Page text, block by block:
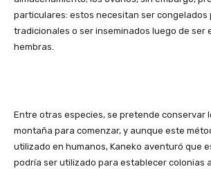
particulares: estos necesitan ser congelados
tradicionales o ser inseminados luego de ser
hembras.
Entre otras especies, se pretende conservar
montaña para comenzar, y aunque este
utilizado en humanos, Kaneko aventuró que
podría ser utilizado para establecer colonias